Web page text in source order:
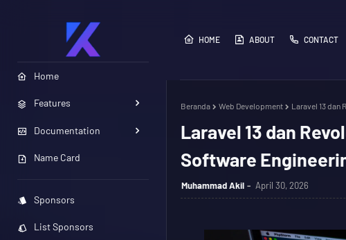
Home
Features
Documentation
Name Card
Sponsors
List Sponsors
HOME ABOUT CONTACT
Beranda Web Development Laravel 13 dan
Laravel 13 dan
Software
Muhammad Akil April 30, 2026